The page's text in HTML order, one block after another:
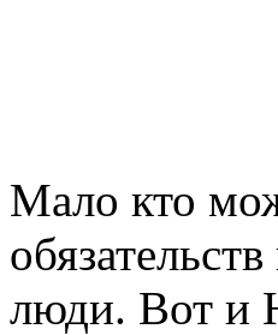
Мало кто
люди. Вот и